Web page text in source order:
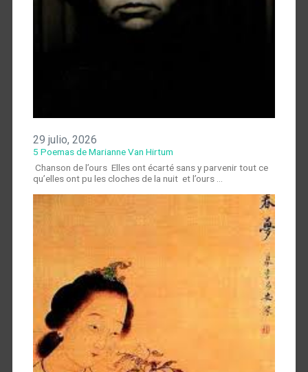
29 julio, 2026
5 Poemas de Marianne Van Hirtum
Chanson de l’ours Elles ont écarté sans y parvenir tout ce
qu’elles ont pu les cloches de la nuit et l’ours …